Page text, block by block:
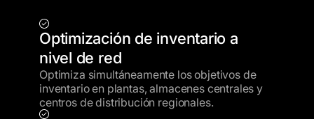
Optimización de inventario a
nivel de red
Optimiza simultáneamente los objetivos de
inventario en plantas, almacenes centrales y
centros de distribución regionales.